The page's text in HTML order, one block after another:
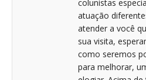
colunistas
atuação
atender a você
sua visita,
como seremos
para melhorar,